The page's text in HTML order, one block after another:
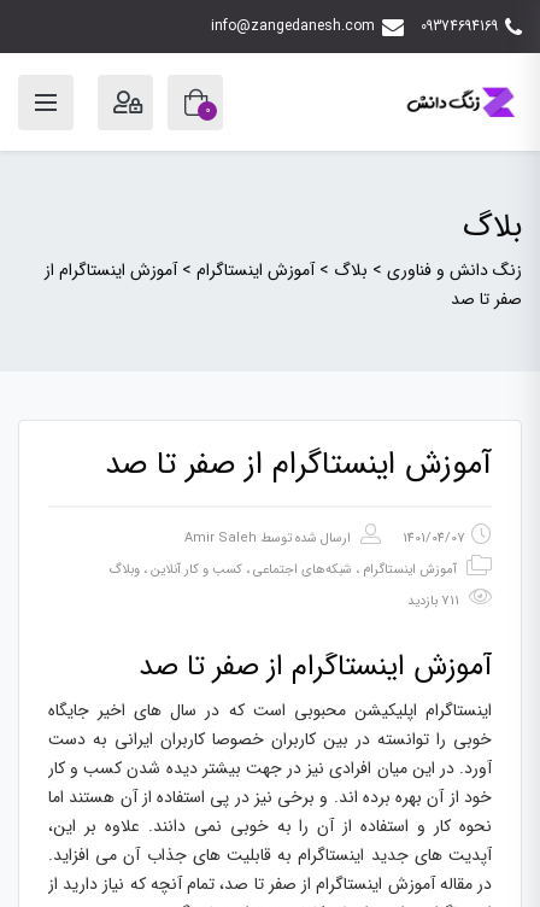
09374694169
info@zangedanesh.com
0
بلاگ
زنگ دانش و فناوری > بلاگ >آموزش اینستاگرام >آموزش اینستاگرام از
صفر تا صد
آموزش اینستاگرام از صفر تا صد
1401/04/07 ارسال شده توسط Amir Saleh
آموزش اینستاگرام ، شبکه‌های اجتماعی، کسب و کار آنلاین، وبلاگ
آموزش اینستاگرام از صفر تا صد
اینستاگرام اپلیکیشن محبوبی است که در سال های اخیر جایگاه
خوبی را توانسته در بین کاربران خصوصا کاربران ایرانی به دست
آورد. در این میان افرادی نیز در جهت بیشتر دیده شدن کسب و کار
خود از آن بهره برده اند. و برخی نیز در پی استفاده از آن هستند اما
نحوه کار و استفاده از آن را به خوبی نمی دانند. علاوه بر این،
آپدیت های جدید اینستاگرام به قابلیت های جذاب آن می افزاید.
در مقاله آموزش اینستاگرام از صفر تا صد، تمام آنچه که نیاز دارید از